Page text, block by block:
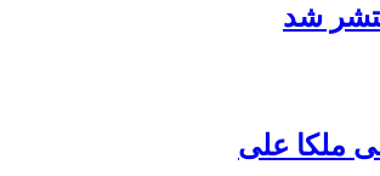
شد
ملکا علی